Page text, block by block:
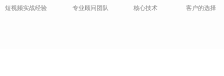
短视频实战经验
专业顾问团队
核心技术
客户的选择